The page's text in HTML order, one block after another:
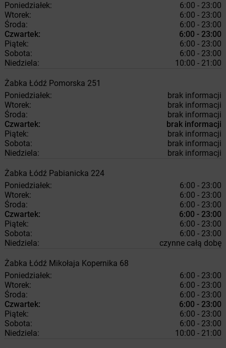
Poniedziałek:
6:00 - 23:00
Wtorek:
6:00 - 23:00
Środa:
6:00 - 23:00
Czwartek:
6:00 - 23:00
Piątek:
6:00 - 23:00
Sobota:
6:00 - 23:00
Niedziela:
10:00 - 21:00
Żabka Łódź Pomorska 251
Poniedziałek:
brak informacji
Wtorek:
brak informacji
Środa:
brak informacji
Czwartek:
brak informacji
Piątek:
brak informacji
Sobota:
brak informacji
Niedziela:
brak informacji
Żabka Łódź Pabianicka 224
Poniedziałek:
6:00 - 23:00
Wtorek:
6:00 - 23:00
Środa:
6:00 - 23:00
Czwartek:
6:00 - 23:00
Piątek:
6:00 - 23:00
Sobota:
6:00 - 23:00
Niedziela:
czynne całą dobę
Żabka Łódź Mikołaja Kopernika 68
Poniedziałek:
6:00 - 23:00
Wtorek:
6:00 - 23:00
Środa:
6:00 - 23:00
Czwartek:
6:00 - 23:00
Piątek:
6:00 - 23:00
Sobota:
6:00 - 23:00
Niedziela:
10:00 - 21:00